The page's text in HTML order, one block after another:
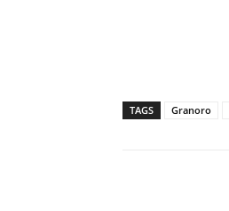
TAGS Granoro